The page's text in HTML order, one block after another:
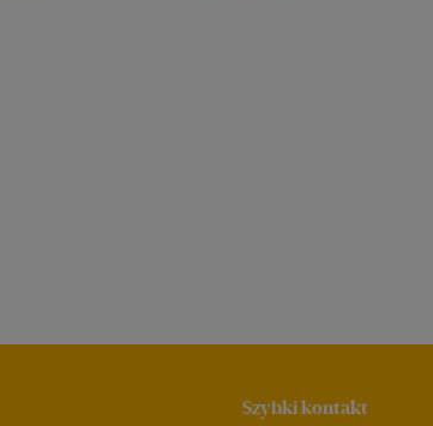
Szybki kontakt